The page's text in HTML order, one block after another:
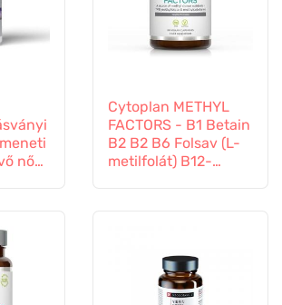
nők
Cytoplan METHYL
FACTORS - B1 Betain
B2 B2 B6 Folsav (L-
metilfolát) B12-